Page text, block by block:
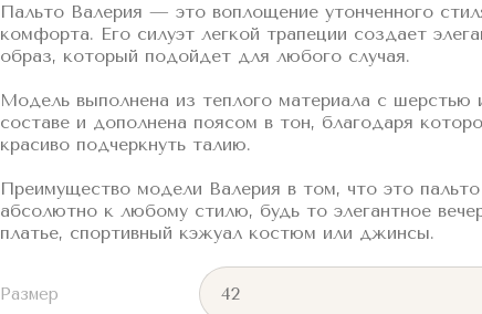
Пальто Валерия — это воплощение утонченного
комфорта. Его силуэт легкой трапеции создает
образ, который подойдет для любого случая.
Модель выполнена из теплого материала с шерстью
составе и дополнена поясом в тон, благодаря
красиво подчеркнуть талию.
Преимущество модели Валерия в том, что это
абсолютно к любому стилю, будь то элегантное
платье, спортивный кэжуал костюм или джинсы.
Размер